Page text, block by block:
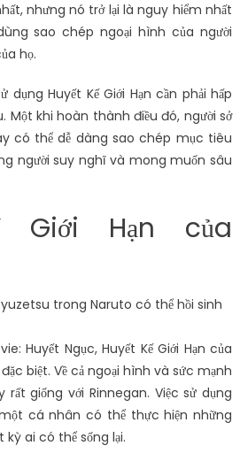
nhưng nó trở lại là nguy hiểm nhất
sao chép ngoại hình của người
họ.
dụng Huyết Kế Giới Hạn cần phải hấp
Một khi hoàn thành điều đó, người sở
có thể dễ dàng sao chép mục tiêu
người suy nghĩ và mong muốn sâu
Giới Hạn của
Huyết Ngục, Huyết Kế Giới Hạn của
biệt. Về cả ngoại hình và sức mạnh
rất giống với Rinnegan. Việc sử dụng
cá nhân có thể thực hiện những
ai có thể sống lại.